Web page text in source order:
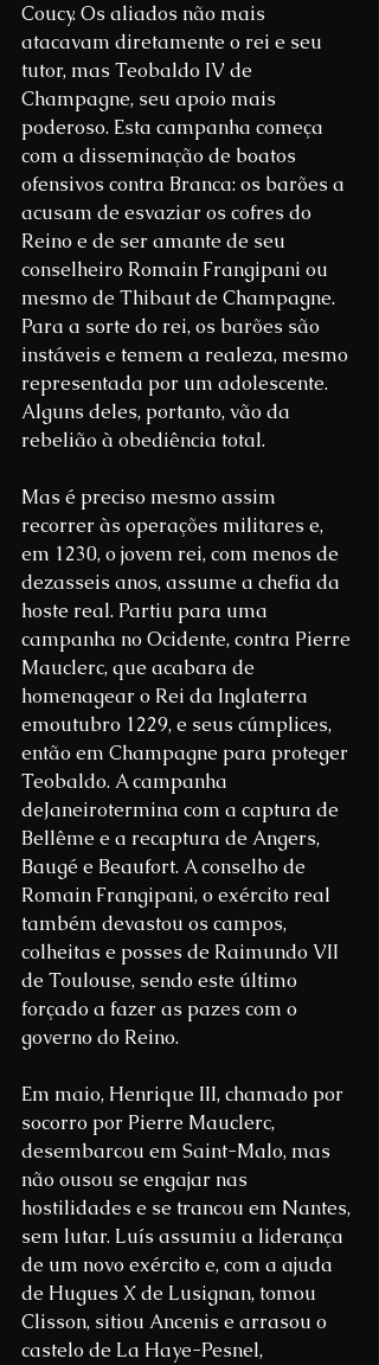
Coucy. Os aliados não mais
atacavam diretamente o rei e seu
tutor, mas Teobaldo IV de
Champagne, seu apoio mais
poderoso. Esta campanha começa
com a disseminação de boatos
ofensivos contra Branca: os barões a
acusam de esvaziar os cofres do
Reino e de ser amante de seu
conselheiro Romain Frangipani ou
mesmo de Thibaut de Champagne.
Para a sorte do rei, os barões são
instáveis e temem a realeza, mesmo
representada por um adolescente.
Alguns deles, portanto, vão da
rebelião à obediência total.
Mas é preciso mesmo assim
recorrer às operações militares e,
em 1230, o jovem rei, com menos de
dezasseis anos, assume a chefia da
hoste real. Partiu para uma
campanha no Ocidente, contra Pierre
Mauclerc, que acabara de
homenagear o Rei da Inglaterra
emoutubro 1229, e seus cúmplices,
então em Champagne para proteger
Teobaldo. A campanha
deJaneirotermina com a captura de
Bellême e a recaptura de Angers,
Baugé e Beaufort. A conselho de
Romain Frangipani, o exército real
também devastou os campos,
colheitas e posses de Raimundo VII
de Toulouse, sendo este último
forçado a fazer as pazes com o
governo do Reino.
Em maio, Henrique III, chamado por
socorro por Pierre Mauclerc,
desembarcou em Saint-Malo, mas
não ousou se engajar nas
hostilidades e se trancou em Nantes,
sem lutar. Luís assumiu a liderança
de um novo exército e, com a ajuda
de Hugues X de Lusignan, tomou
Clisson, sitiou Ancenis e arrasou o
castelo de La Haye-Pesnel,